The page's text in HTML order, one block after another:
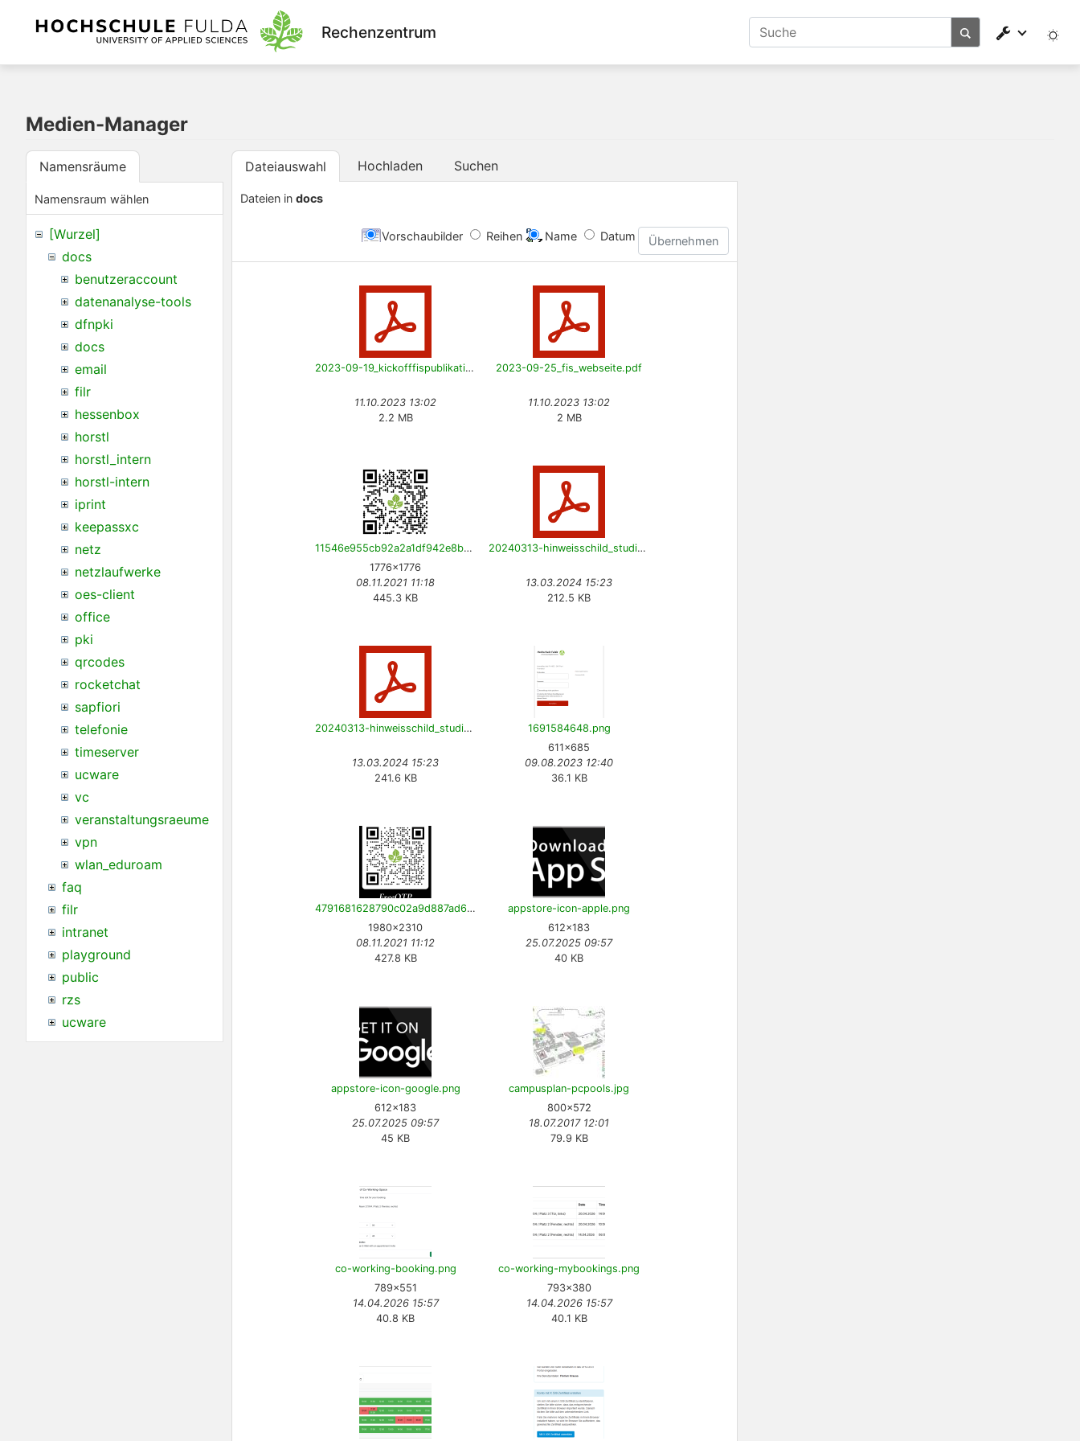
Rechenzentrum
Medien-Manager
Namensräume
Namensraum wählen
[Wurzel]
docs
benutzeraccount
datenanalyse-tools
dfnpki
docs
email
filr
hessenbox
horstl
horstl_intern
horstl-intern
iprint
keepassxc
netz
netzlaufwerke
oes-client
office
pki
qrcodes
rocketchat
sapfiori
telefonie
timeserver
ucware
vc
veranstaltungsraeume
vpn
wlan_eduroam
faq
filr
intranet
playground
public
rzs
ucware
Dateiauswahl Hochladen Suchen
Dateien in docs
Vorschaubilder Reihen Name Datum Übernehmen
2023-09-19_kickofffispublikationen.pdf
11.10.2023 13:02
2.2 MB
2023-09-25_fis_webseite.pdf
11.10.2023 13:02
2 MB
11546e955cb92a2a1df942e8be290570.png
1776×1776
08.11.2021 11:18
445.3 KB
20240313-hinweisschild_studierenden_support-v13-de.pdf
13.03.2024 15:23
212.5 KB
20240313-hinweisschild_studierenden_support-v15-en.pdf
13.03.2024 15:23
241.6 KB
1691584648.png
611×685
09.08.2023 12:40
36.1 KB
4791681628790c02a9d887ad6b5649e9.png
1980×2310
08.11.2021 11:12
427.8 KB
appstore-icon-apple.png
612×183
25.07.2025 09:57
40 KB
appstore-icon-google.png
612×183
25.07.2025 09:57
45 KB
campusplan-pcpools.jpg
800×572
18.07.2017 12:01
79.9 KB
co-working-booking.png
789×551
14.04.2026 15:57
40.8 KB
co-working-mybookings.png
793×380
14.04.2026 15:57
40.1 KB